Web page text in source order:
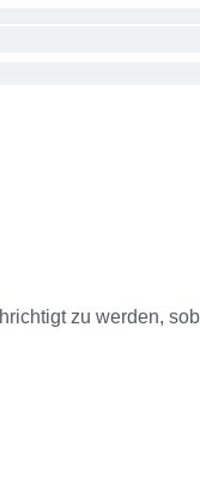
zu werden,